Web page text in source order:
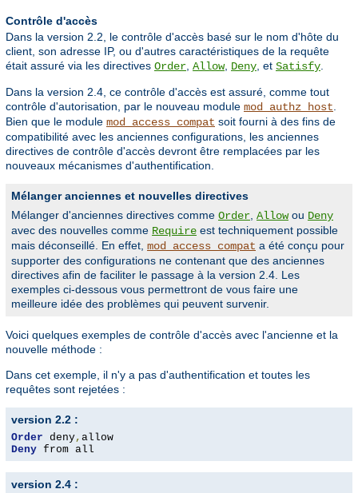
Contrôle d'accès
Dans la version 2.2, le contrôle d'accès basé sur le nom d'hôte du
client, son adresse IP, ou d'autres caractéristiques de la requête
était assuré via les directives Order Allow, Deny , et Satisfy
Dans la version 2.4, ce contrôle d'accès est assuré, comme tout
contrôle d'autorisation, par le nouveau module mod_authz_host
Bien que le module mod_access_compat soit fourni à des fins de
compatibilité avec les anciennes configurations, les anciennes
directives de contrôle d'accès devront être remplacées par les
nouveaux mécanismes d'authentification.
Mélanger anciennes et nouvelles directives
Mélanger d'anciennes directives comme Order Allowou Deny
avec des nouvelles comme Require est techniquement possible
mais déconseillé. En effet, mod_access_compat a été conçu pour
supporter des configurations ne contenant que des anciennes
directives afin de faciliter le passage à la version 2.4. Les
exemples ci-dessous vous permettront de vous faire une
meilleure idée des problèmes qui peuvent survenir.
Voici quelques exemples de contrôle d'accès avec l'ancienne et la
nouvelle méthode :
Dans cet exemple, il n'y a pas d'authentification et toutes les
requêtes sont rejetées :
version 2.2 :
Order deny,
Deny from all
version 2.4 :